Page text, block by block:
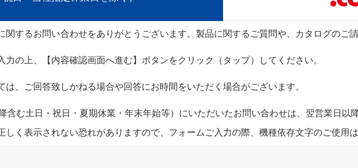
関するお問い合わせをありがとうございます。製品に関するご質問や、カタログのご
の上、【内容確認画面へ進む】ボタンをクリック（タップ）してください。
、ご回答致しかねる場合や回答にお時間をいただく場合がございます。
含む土日・祝日・夏期休業・年末年始等）にいただいたお問い合わせは、翌営業日以
しく表示されない恐れがありますので、フォームご入力の際、機種依存文字のご使用